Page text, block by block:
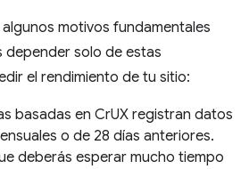
motivos fundamentales
depender solo de estas
el rendimiento de tu sitio:
basadas en CrUX registran datos
o de 28 días anteriores.
deberás esperar mucho tiempo